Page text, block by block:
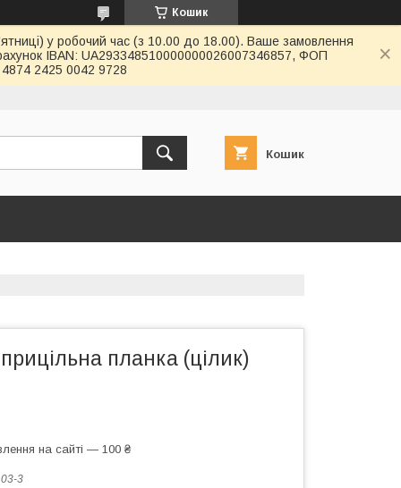
Кошик
у робочий час (з 10.00 до 18.00). Ваше замовлення
IBAN: UA293348510000000026007346857, ФОП
2425 0042 9728
Кошик
планка (цілик)
на сайті — 100 ₴
03-3